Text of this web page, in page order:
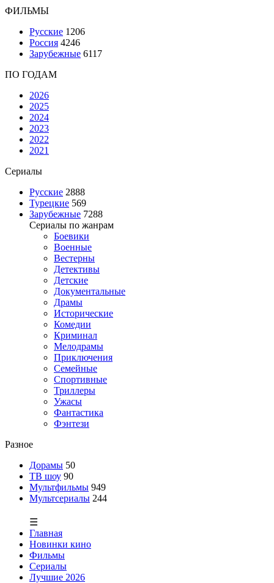
ФИЛЬМЫ
Русские 1206
Россия 4246
Зарубежные 6117
ПО ГОДАМ
2026
2025
2024
2023
2022
2021
Сериалы
Русские 2888
Турецкие 569
Зарубежные 7288
Сериалы по жанрам
Боевики
Военные
Вестерны
Детективы
Детские
Документальные
Драмы
Исторические
Комедии
Криминал
Мелодрамы
Приключения
Семейные
Спортивные
Триллеры
Ужасы
Фантастика
Фэнтези
Разное
Дорамы 50
ТВ шоу 90
Мультфильмы 949
Мультсериалы 244
☰
Главная
Новинки кино
Фильмы
Сериалы
Лучшие 2026